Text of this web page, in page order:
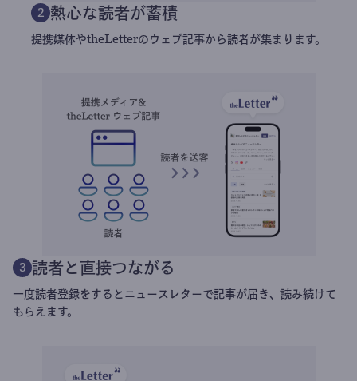
2 熱心な読者が蓄積
提携媒体やtheLetterのウェブ記事から読者が集まります。
3 読者と直接つながる
一度読者登録をするとニュースレターで記事が届き、読み続けて
もらえます。